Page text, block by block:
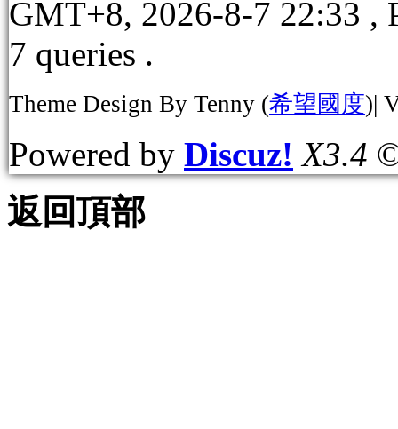
GMT+8, 2026-8-7 22:33 ,
7 queries .
Theme Design By Tenny (希望國度)|
Powered by Discuz! X3.4
返回頂部